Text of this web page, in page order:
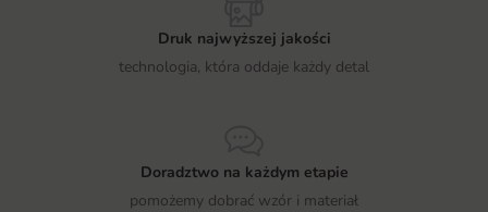
Druk najwyższej jakości
technologia, która oddaje każdy detal
Doradztwo na każdym etapie
pomożemy dobrać wzór i materiał